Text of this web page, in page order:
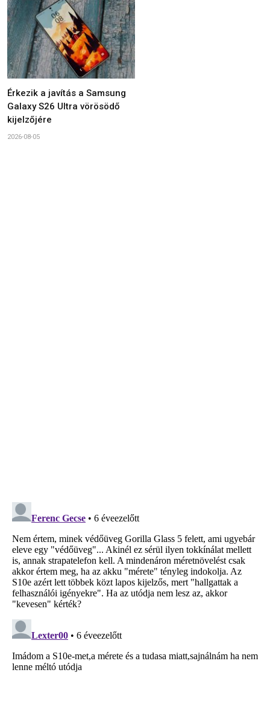
Érkezik a javítás a Samsung
Galaxy S26 Ultra vörösödő
kijelzőjére
2026-08-05